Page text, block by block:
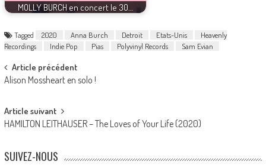
MOLLY BURCH en concert le 30…
Tagged 2020 Anna Burch Detroit Etats-Unis
Heavenly
Recordings
Indie Pop Pias Polyvinyl Records Sam Evian
Post
navigation
Article précédent
Alison Mossheart en solo !
Article suivant
HAMILTON LEITHAUSER – The Loves of Your Life (2020)
SUIVEZ-NOUS